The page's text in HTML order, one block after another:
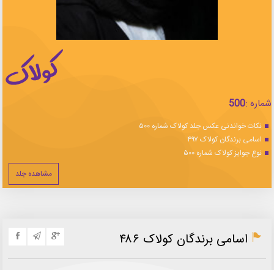
شماره :500
نکات خواندنی عکس جلد کولاک شماره ۵۰۰
اسامی برندگان کولاک ۴۹۷
نوع جوایز کولاک شماره ۵۰۰
مشاهده جلد
اسامی برندگان کولاک ۴۸۶